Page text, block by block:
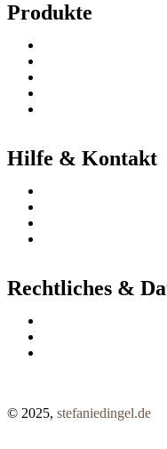
Produkte
Hilfe & Kontakt
Rechtliches &
© 2025, stefaniedingel.de